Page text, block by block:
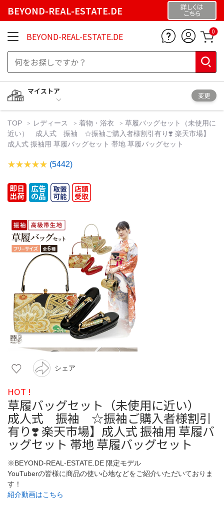
BEYOND-REAL-ESTATE.DE 詳しくは
こちら
BEYOND-REAL-ESTATE.DE 0
マイストア
変更
TOP レディース 着物・浴衣
草履バッグセット（未使用に
近い） 成人式 振袖 ☆振袖ご購入者様割引有り❣️ 楽天市場】
成人式 振袖用 草履バッグセット 帯地 草履バッグセット
(5442)
シェア
HOT !
草履バッグセット（未使用に近い）
成人式 振袖 ☆振袖ご購入者様割引
有り❣️ 楽天市場】成人式 振袖用 草履バ
ッグセット 帯地 草履バッグセット
※BEYOND-REAL-ESTATE.DE 限定モデル
YouTuberの皆様に商品の使い心地などをご紹介いただいておりま
す！
紹介動画はこちら